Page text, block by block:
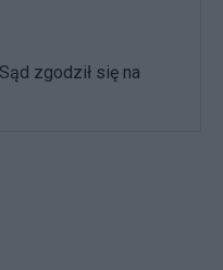
zgodził się na